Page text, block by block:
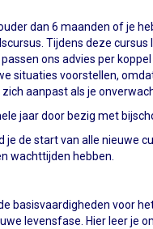
dan 6 maanden of je
Tijdens deze cursus
ons advies per
situaties voorstellen,
aanpast als je
jaar door bezig met
je de start van alle nieuwe
wachttijden hebben.
basisvaardigheden voor
levensfase. Hier leer je